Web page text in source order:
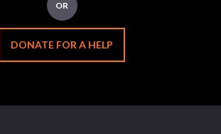
OR
DONATE FOR A HELP